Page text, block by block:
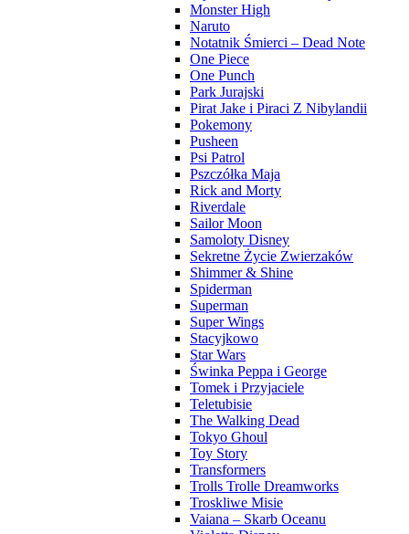
Monster High
Naruto
Notatnik Śmierci – Dead Note
One Piece
One Punch
Park Jurajski
Pirat Jake i Piraci Z Nibylandii
Pokemony
Pusheen
Psi Patrol
Pszczółka Maja
Rick and Morty
Riverdale
Sailor Moon
Samoloty Disney
Sekretne Życie Zwierzaków
Shimmer & Shine
Spiderman
Superman
Super Wings
Stacyjkowo
Star Wars
Świnka Peppa i George
Tomek i Przyjaciele
Teletubisie
The Walking Dead
Tokyo Ghoul
Toy Story
Transformers
Trolls Trolle Dreamworks
Troskliwe Misie
Vaiana – Skarb Oceanu